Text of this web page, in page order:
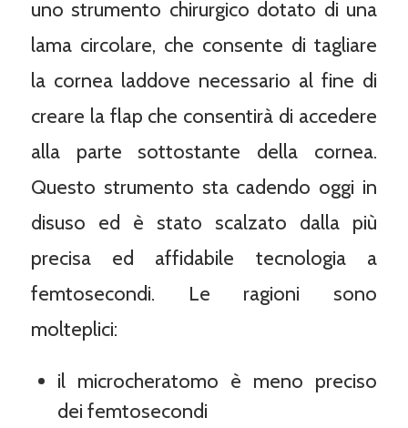
uno strumento chirurgico dotato di una
lama circolare, che consente di tagliare
la cornea laddove necessario al fine di
creare la flap che consentirà di accedere
alla parte sottostante della cornea.
Questo strumento sta cadendo oggi in
disuso ed è stato scalzato dalla più
precisa ed affidabile tecnologia a
femtosecondi. Le ragioni sono
molteplici:
il microcheratomo è meno preciso
dei femtosecondi